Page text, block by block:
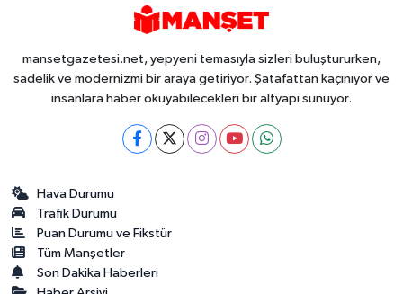
mansetgazetesi.net, yepyeni temasıyla sizleri buluştururken,
sadelik ve modernizmi bir araya getiriyor. Şatafattan kaçınıyor ve
insanlara haber okuyabilecekleri bir altyapı sunuyor.
Hava Durumu
Trafik Durumu
Puan Durumu ve Fikstür
Tüm Manşetler
Son Dakika Haberleri